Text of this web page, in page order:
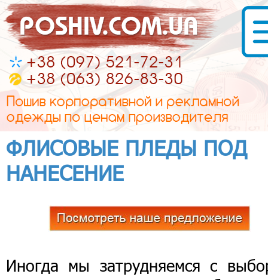
ФЛИСОВЫЕ ПЛЕДЫ ПОД
НАНЕСЕНИЕ
Иногда мы затрудняемся с